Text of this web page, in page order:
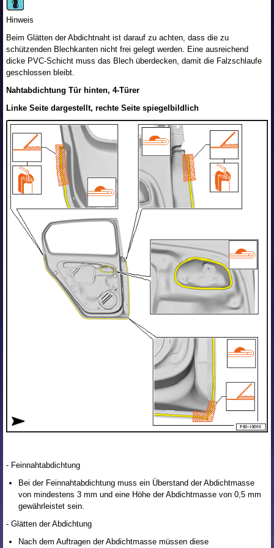
Hinweis
Beim Glätten der Abdichtnaht ist darauf zu achten, dass die zu
schützenden Blechkanten nicht frei gelegt werden. Eine ausreichend
dicke PVC-Schicht muss das Blech überdecken, damit die Falzschlaufe
geschlossen bleibt.
Nahtabdichtung Tür hinten, 4-Türer
Linke Seite dargestellt, rechte Seite spiegelbildlich
- Feinnahtabdichtung
Bei der Feinnahtabdichtung muss ein Überstand der Abdichtmasse
von mindestens 3 mm und eine Höhe der Abdichtmasse von 0,5 mm
gewährleistet sein.
- Glätten der Abdichtung
Nach dem Auftragen der Abdichtmasse müssen diese